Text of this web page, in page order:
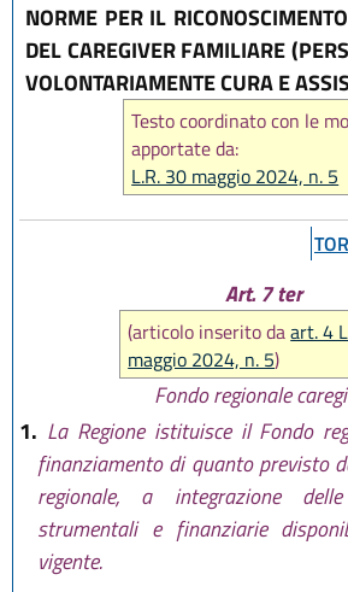
NORME PER IL
DEL CAREGIVER FAMILIARE
VOLONTARIAMENTE CURA E
Testo coordinato con le
apportate da:
L.R. 30 maggio 2024, n. 5
Art. 7 ter
(articolo inserito daart. 4
maggio 2024, n. 5)
Fondo regionale
1. La Regione istituisce il Fondo
finanziamento di quanto previsto
regionale, a integrazione
strumentali e finanziarie
vigente.